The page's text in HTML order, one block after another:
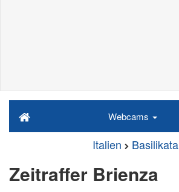
Webcams
Italien Basilikata
Zeitraffer Brienza